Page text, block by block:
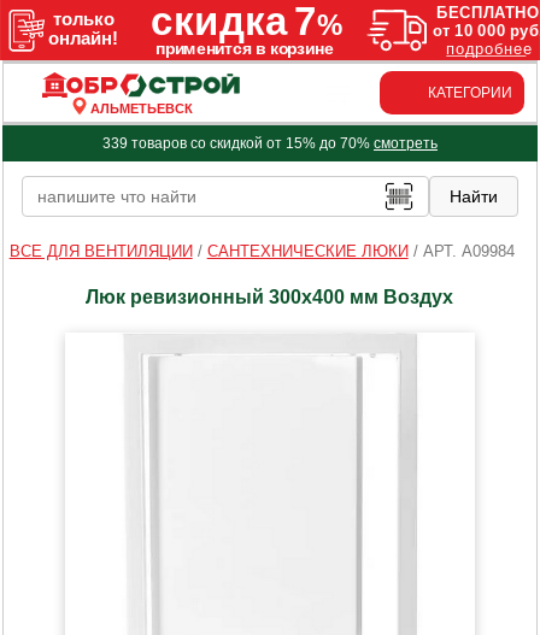
АЛЬМЕТЬЕВСК
КАТЕГОРИИ
339 товаров со скидкой от 15% до 70% смотреть
ВСЕ ДЛЯ ВЕНТИЛЯЦИИ / САНТЕХНИЧЕСКИЕ ЛЮКИ / АРТ. A09984
Люк ревизионный 300х400 мм Воздух